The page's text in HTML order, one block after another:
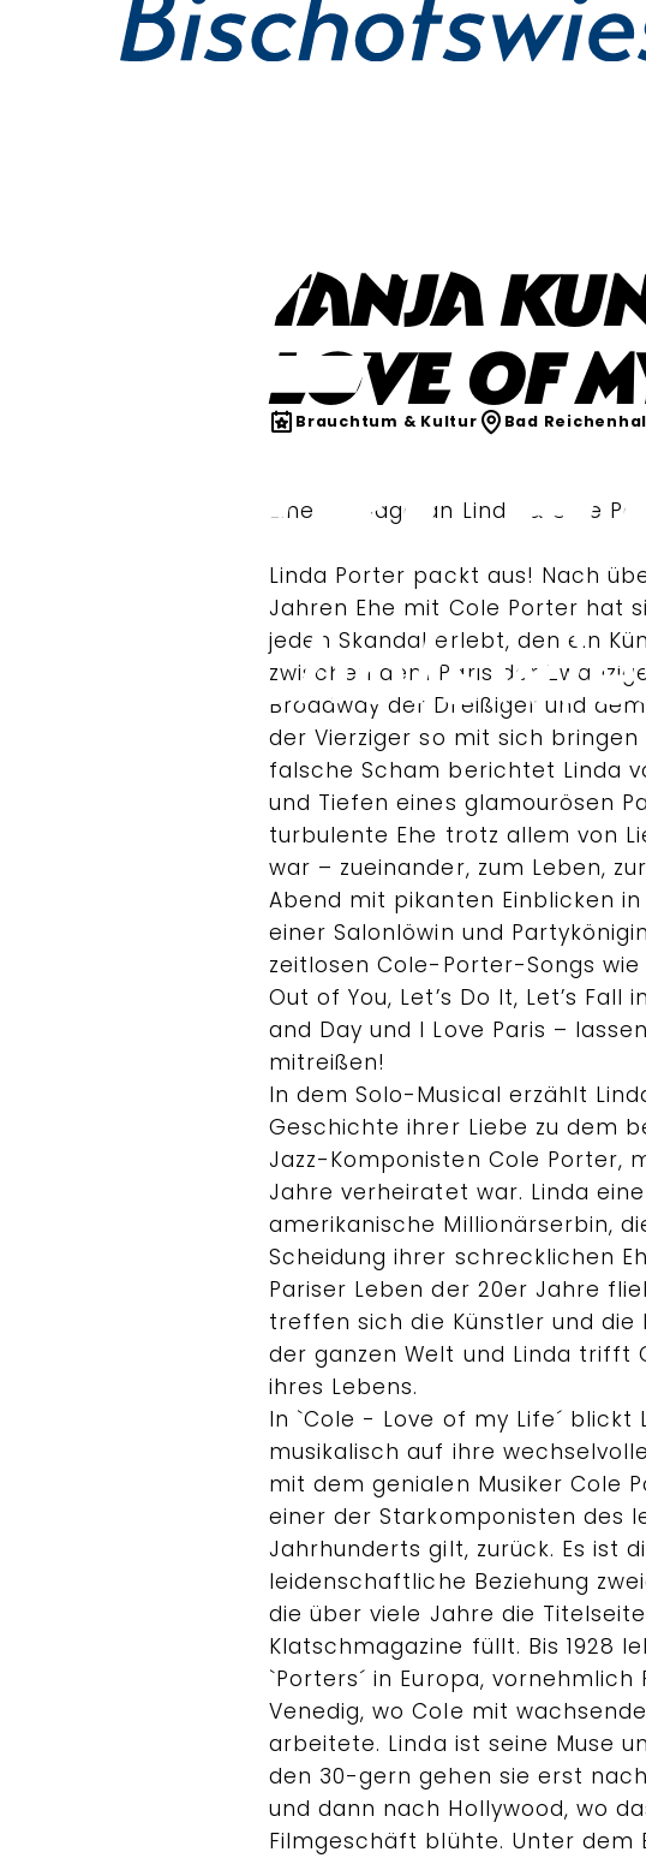
Tanja
Love of
Brauchtum & Kultur Bad
Eine Homage an Linda & Cole
Linda Porter packt aus! Nach
Jahren Ehe mit Cole Porter hat
jeden Skandal erlebt, den ein
zwischen dem Paris der
Broadway der Dreißiger und
der Vierziger so mit sich bringen
falsche Scham berichtet Linda
und Tiefen eines glamourösen
turbulente Ehe trotz allem von
war – zueinander, zum Leben, zur
Abend mit pikanten Einblicken in
einer Salonlöwin und
zeitlosen Cole-Porter-Songs wie
Out of You, Let’s Do It, Let’s Fall
and Day und I Love Paris –
mitreißen!
In dem Solo-Musical erzählt
Geschichte ihrer Liebe zu dem
Jazz-Komponisten Cole Porter,
Jahre verheiratet war. Linda
amerikanische Millionärserbin,
Scheidung ihrer schrecklichen
Pariser Leben der 20er Jahre
treffen sich die Künstler und die
der ganzen Welt und Linda trifft
ihres Lebens.
In `Cole - Love of my Life´ blickt
musikalisch auf ihre
mit dem genialen Musiker Cole
einer der Starkomponisten des
Jahrhunderts gilt, zurück. Es ist
leidenschaftliche Beziehung
die über viele Jahre die
Klatschmagazine füllt. Bis 1928
`Porters´ in Europa, vornehmlich
Venedig, wo Cole mit
arbeitete. Linda ist seine Muse
den 30-gern gehen sie erst
und dann nach Hollywood, wo
Filmgeschäft blühte. Unter dem